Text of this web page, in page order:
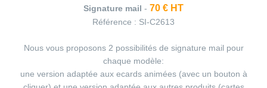
Signature mail - 70 € HT
Référence : SI-C2613
Nous vous proposons 2 possibilités de signature mail pour
chaque modèle:
une version adaptée aux ecards animées (avec un bouton à